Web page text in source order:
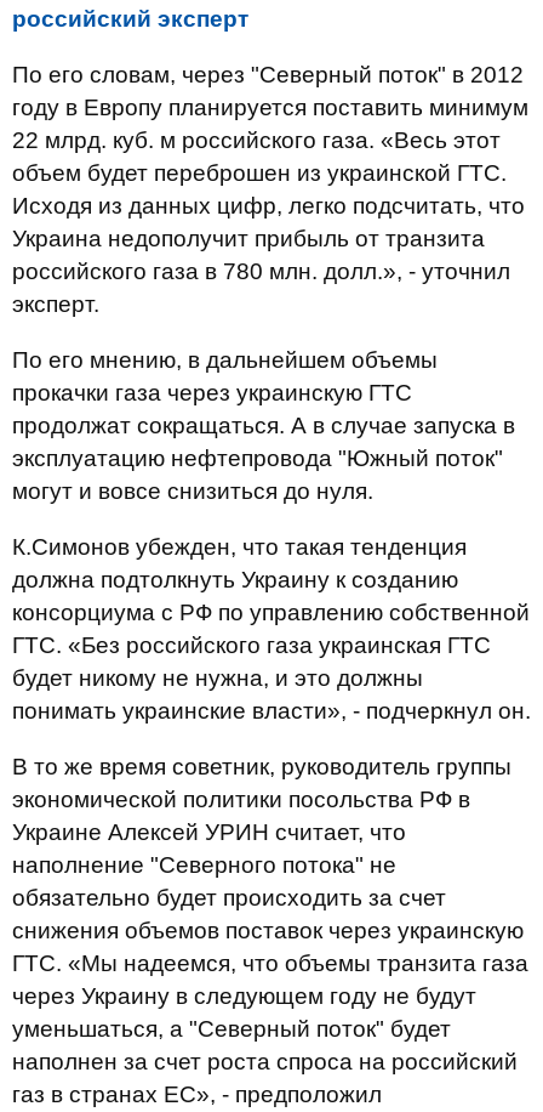
российский эксперт
По его словам, через "Северный поток" в 2012
году в Европу планируется поставить минимум
22 млрд. куб. м российского газа. «Весь этот
объем будет переброшен из украинской ГТС.
Исходя из данных цифр, легко подсчитать, что
Украина недополучит прибыль от транзита
российского газа в 780 млн. долл.», - уточнил
эксперт.
По его мнению, в дальнейшем объемы
прокачки газа через украинскую ГТС
продолжат сокращаться. А в случае запуска в
эксплуатацию нефтепровода "Южный поток"
могут и вовсе снизиться до нуля.
К.Симонов убежден, что такая тенденция
должна подтолкнуть Украину к созданию
консорциума с РФ по управлению собственной
ГТС. «Без российского газа украинская ГТС
будет никому не нужна, и это должны
понимать украинские власти», - подчеркнул он.
В то же время советник, руководитель группы
экономической политики посольства РФ в
Украине Алексей УРИН считает, что
наполнение "Северного потока" не
обязательно будет происходить за счет
снижения объемов поставок через украинскую
ГТС. «Мы надеемся, что объемы транзита газа
через Украину в следующем году не будут
уменьшаться, а "Северный поток" будет
наполнен за счет роста спроса на российский
газ в странах ЕС», - предположил